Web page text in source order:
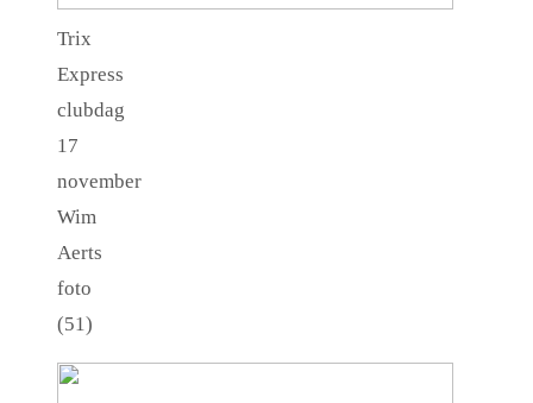
Trix
Express
clubdag
17
november
Wim
Aerts
foto
(51)